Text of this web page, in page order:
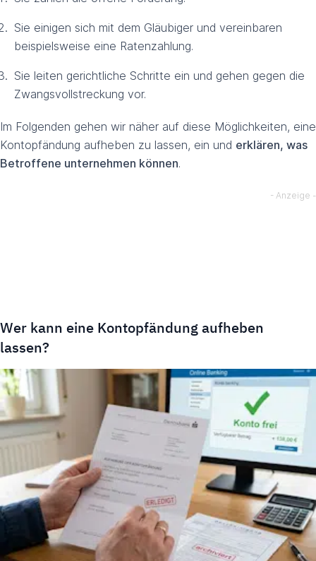
Sie einigen sich mit dem Gläubiger und vereinbaren
beispielsweise eine Ratenzahlung.
Sie leiten gerichtliche Schritte ein und gehen gegen die
Zwangsvollstreckung vor.
Im Folgenden gehen wir näher auf diese Möglichkeiten, eine
Kontopfändung aufheben zu lassen, ein und erklären, was
Betroffene unternehmen können.
Wer kann eine Kontopfändung aufheben
lassen?